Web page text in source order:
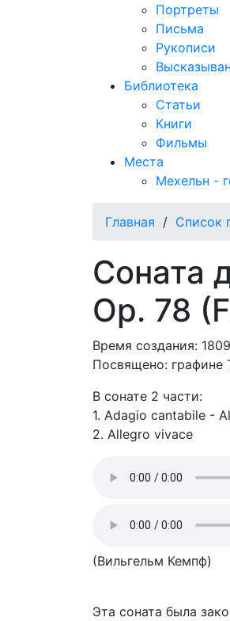
Портреты
Письма
Рукописи
Библиотека
Статьи
Книги
Фильмы
Места
Мехельн -
Главная / Список
Соната
Op. 78
Время создания:
Посвящено: графине
В сонате 2 части:
1. Adagio cantabile -
2. Allegro vivace
(Вильгельм Кемпф)
Эта соната была